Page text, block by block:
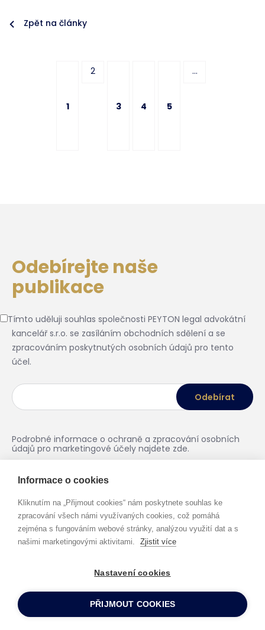
Zpět na články
1
2
3 4 5
...
Odebírejte naše
publikace
Tímto uděluji souhlas společnosti PEYTON legal advokátní
kancelář s.r.o. se zasíláním obchodních sdělení a se
zpracováním poskytnutých osobních údajů pro tento
účel.
Podrobné informace o ochraně a zpracování osobních
údajů pro marketingové účely najdete zde.
Zásady ochrany osobních údajůPEYTON legal © 2026 Všechna
Informace o cookies
Kliknutím na „Přijmout cookies“ nám poskytnete souhlas ke
zpracování všech námi využívaných cookies, což pomáhá
zejména s fungováním webové stránky, analýzou využití dat a s
našimi marketingovými aktivitami.
Zjistit více
Nastavení cookies
PŘIJMOUT COOKIES